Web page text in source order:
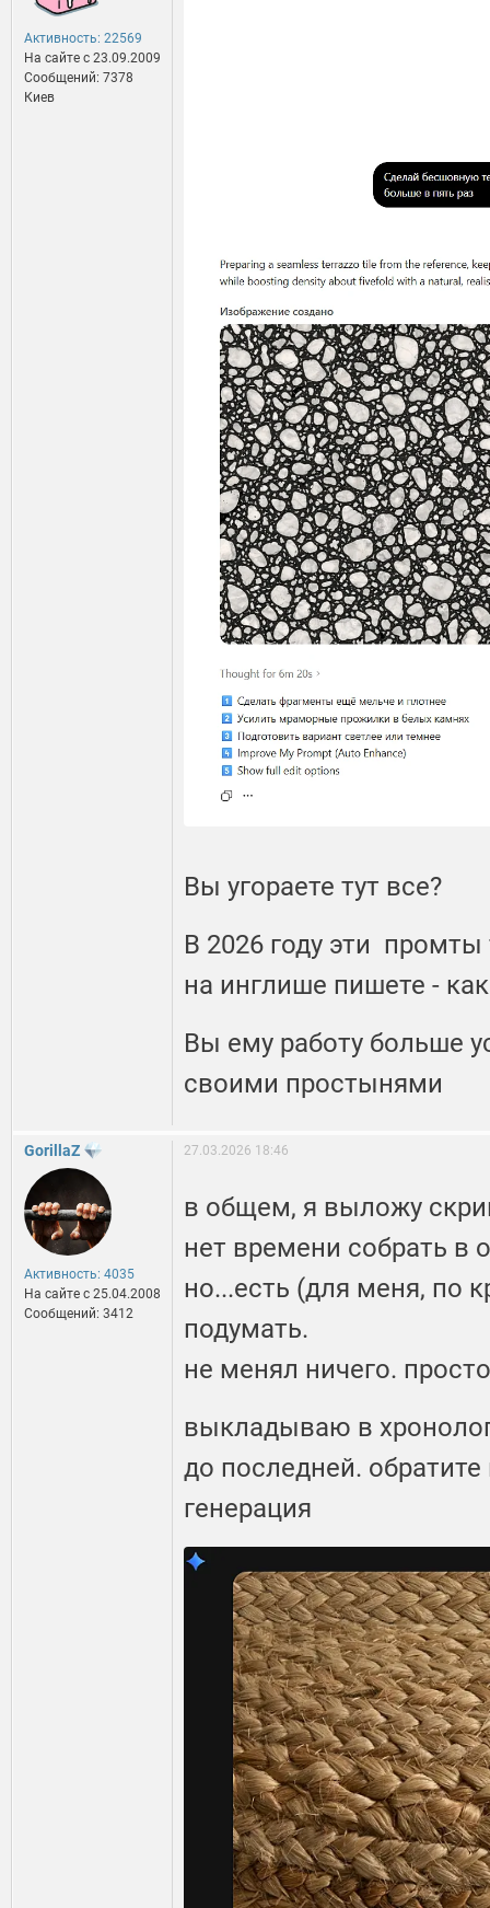
Активность: 22569
На сайте c 23.09.2009
Сообщений: 7378
Киев
Вы угораете тут все?
В 2026 году эти
на инглише пишете -
Вы ему работу больше
своими простынями
GorillaZ
Активность: 4035
На сайте c 25.04.2008
Сообщений: 3412
27.03.2026 18:46
в общем, я выложу
нет времени собрать в
но...есть (для меня, по
подумать.
не менял ничего.
выкладываю в
до последней.
генерация